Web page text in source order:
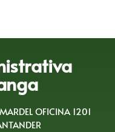
OFICINA 1201